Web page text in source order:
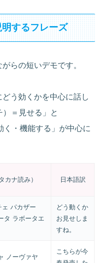
するフレーズ
らの短いデモです。
う効くかを中心に話し
）＝見せる」と
く・機能する」が中心に
カナ読み） 日本語訳
ェ パカザー
タ ラボータエ
どう動くか
お見せしま
すね。
ノーヴァヤ
こちらが今